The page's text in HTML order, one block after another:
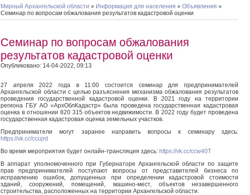
Мирный Архангельской области » Информация для населения » Объявления »
Семинар по вопросам обжалования результатов кадастровой оценки
Семинар по вопросам обжалования
результатов кадастровой оценки
Опубликовано: 14-04-2022, 09:13
27 апреля 2022 года в 11:00 состоится семинар для предпринимателей
Архангельской области с целью разъяснения механизма обжалования результатов
проведения государственной кадастровой оценки. В 2021 году на территории
региона ГБУ АО «АрхОблКадастр» была проведена государственная кадастровая
оценка в отношении 820 315 объектов недвижимости. В 2022 году будет проведена
государственная кадастровая оценка земельных участков.
Предприниматели могут заранее направить вопросы к семинару здесь:
https://vk.cc/ccujrd
Во время мероприятия будет онлайн-трансляция здесь: https://vk.cc/ccw40T
В аппарат уполномоченного при Губернаторе Архангельской области по защите
прав предпринимателей поступают вопросы от представителей бизнеса по
исправлению ошибок, допущенных при определении кадастровой стоимости
зданий, сооружений, помещений, машино-мест, объектов незавершенного
строительства, расположенных на территории Архангельской области.